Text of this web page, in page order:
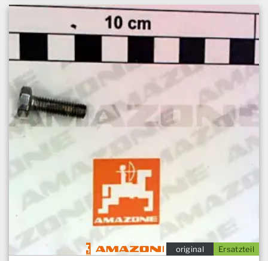
Ersatzteil
original